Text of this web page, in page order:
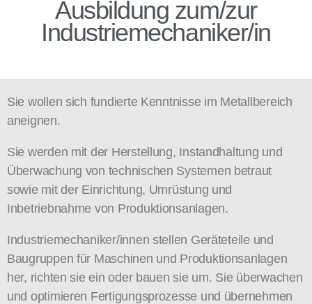
Ausbildung zum/zur
Industriemechaniker/in
Sie wollen sich fundierte Kenntnisse im Metallbereich
aneignen.
Sie werden mit der Herstellung, Instandhaltung und
Überwachung von technischen Systemen betraut
sowie mit der Einrichtung, Umrüstung und
Inbetriebnahme von Produktionsanlagen.
Industriemechaniker/innen stellen Geräteteile und
Baugruppen für Maschinen und Produktionsanlagen
her, richten sie ein oder bauen sie um. Sie überwachen
und optimieren Fertigungsprozesse und übernehmen